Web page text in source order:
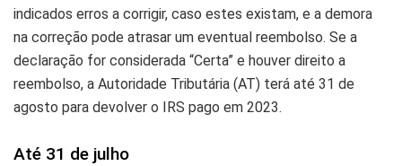
indicados erros a corrigir, caso estes existam, e a demora
na correção pode atrasar um eventual reembolso. Se a
declaração for considerada “Certa” e houver direito a
reembolso, a Autoridade Tributária (AT) terá até 31 de
agosto para devolver o IRS pago em 2023.
Até 31 de julho